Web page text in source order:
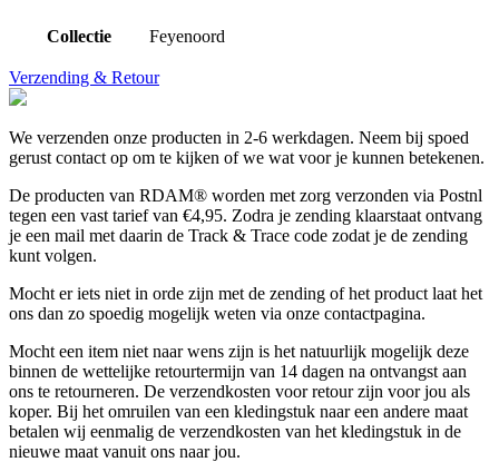
Collectie Feyenoord
Verzending & Retour
We verzenden onze producten in 2-6 werkdagen. Neem bij spoed
gerust contact op om te kijken of we wat voor je kunnen betekenen.
De producten van RDAM® worden met zorg verzonden via Postnl
tegen een vast tarief van €4,95. Zodra je zending klaarstaat ontvang
je een mail met daarin de Track & Trace code zodat je de zending
kunt volgen.
Mocht er iets niet in orde zijn met de zending of het product laat het
ons dan zo spoedig mogelijk weten via onze contactpagina.
Mocht een item niet naar wens zijn is het natuurlijk mogelijk deze
binnen de wettelijke retourtermijn van 14 dagen na ontvangst aan
ons te retourneren. De verzendkosten voor retour zijn voor jou als
koper. Bij het omruilen van een kledingstuk naar een andere maat
betalen wij eenmalig de verzendkosten van het kledingstuk in de
nieuwe maat vanuit ons naar jou.